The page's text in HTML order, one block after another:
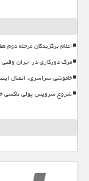
اعلام برگزیدگان مرحله دوم
مرگ دورکاری در ایران وقتی
خاموشی سراسری، اتصال
شروع سرویس پولی تاکسی